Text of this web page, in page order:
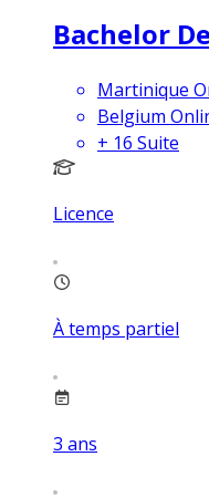
Bachelor
Martinique
Belgium
+ 16 Suite
Licence
À temps partiel
3 ans